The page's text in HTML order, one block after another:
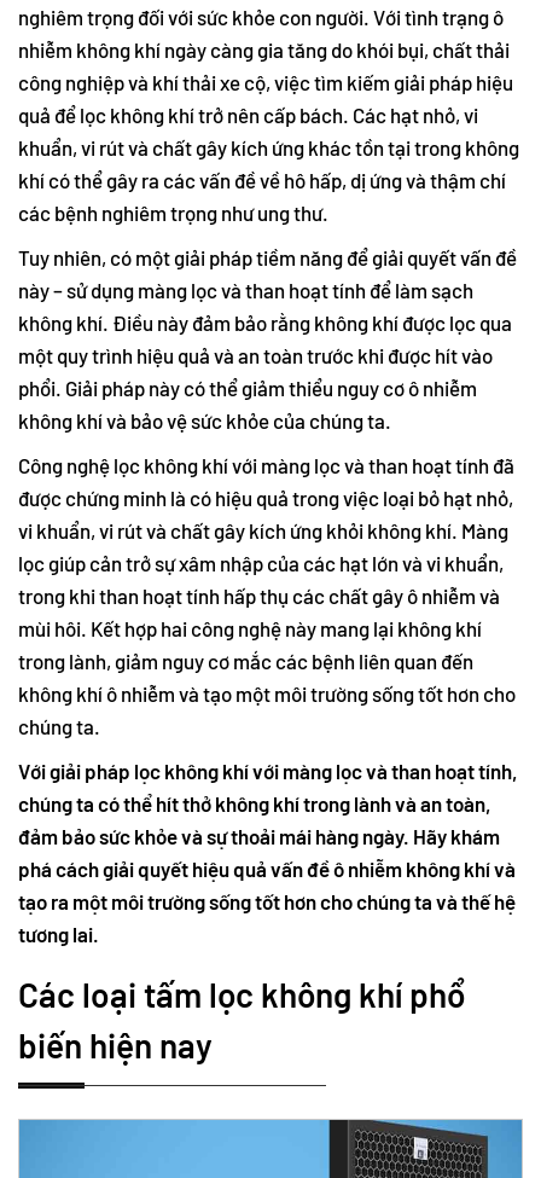
nghiêm trọng đối với sức khỏe con người. Với tình trạng ô
nhiễm không khí ngày càng gia tăng do khói bụi, chất thải
công nghiệp và khí thải xe cộ, việc tìm kiếm giải pháp hiệu
quả để lọc không khí trở nên cấp bách. Các hạt nhỏ, vi
khuẩn, vi rút và chất gây kích ứng khác tồn tại trong không
khí có thể gây ra các vấn đề về hô hấp, dị ứng và thậm chí
các bệnh nghiêm trọng như ung thư.
Tuy nhiên, có một giải pháp tiềm năng để giải quyết vấn đề
này – sử dụng màng lọc và than hoạt tính để làm sạch
không khí. Điều này đảm bảo rằng không khí được lọc qua
một quy trình hiệu quả và an toàn trước khi được hít vào
phổi. Giải pháp này có thể giảm thiểu nguy cơ ô nhiễm
không khí và bảo vệ sức khỏe của chúng ta.
Công nghệ lọc không khí với màng lọc và than hoạt tính đã
được chứng minh là có hiệu quả trong việc loại bỏ hạt nhỏ,
vi khuẩn, vi rút và chất gây kích ứng khỏi không khí. Màng
lọc giúp cản trở sự xâm nhập của các hạt lớn và vi khuẩn,
trong khi than hoạt tính hấp thụ các chất gây ô nhiễm và
mùi hôi. Kết hợp hai công nghệ này mang lại không khí
trong lành, giảm nguy cơ mắc các bệnh liên quan đến
không khí ô nhiễm và tạo một môi trường sống tốt hơn cho
chúng ta.
Với giải pháp lọc không khí với màng lọc và than hoạt tính,
chúng ta có thể hít thở không khí trong lành và an toàn,
đảm bảo sức khỏe và sự thoải mái hàng ngày. Hãy khám
phá cách giải quyết hiệu quả vấn đề ô nhiễm không khí và
tạo ra một môi trường sống tốt hơn cho chúng ta và thế hệ
tương lai.
Các loại tấm lọc không khí phổ
biến hiện nay